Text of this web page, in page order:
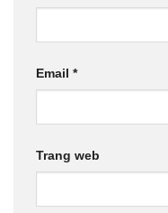
Email *
Trang web